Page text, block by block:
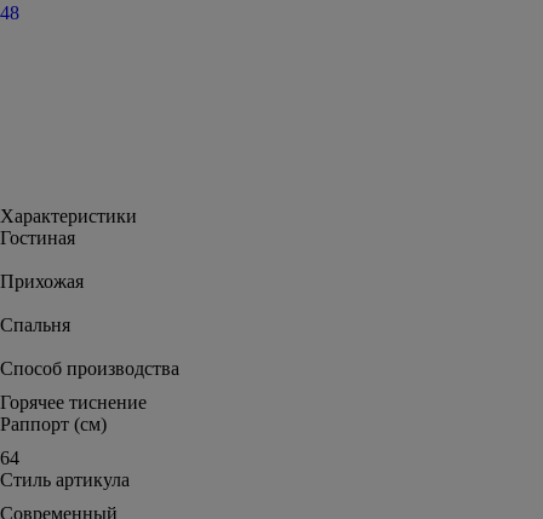
48
Характеристики
Гостиная
Прихожая
Спальня
Способ производства
Горячее тиснение
Раппорт (см)
64
Стиль артикула
Современный